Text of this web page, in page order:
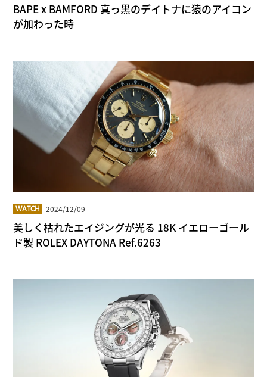
BAPE x BAMFORD 真っ黒のデイトナに猿のアイコン
が加わった時
WATCH 2024/12/09
美しく枯れたエイジングが光る 18K イエローゴール
ド製 ROLEX DAYTONA Ref.6263